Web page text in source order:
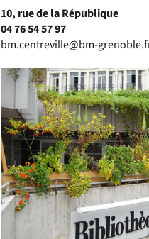
10, rue de la République
04 76 54 57 97
bm.centreville@bm-